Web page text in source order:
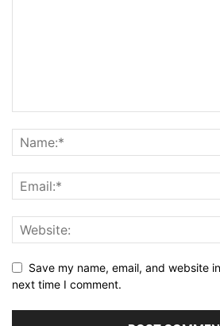
Save my name, email, and website
next time I comment.